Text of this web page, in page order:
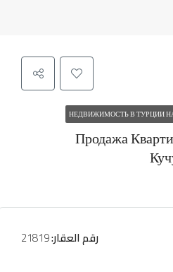
НЕДВИЖИМОСТЬ В ТУРЦИИ
Продажа
رقم العقار: